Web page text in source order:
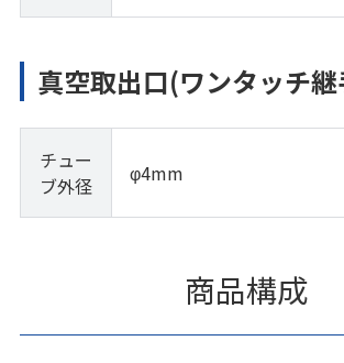
真空取出口(ワンタッチ継
チュー
ブ外径
φ4mm
商品構成